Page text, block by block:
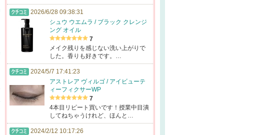
2026/6/28 09:38:31
シュウ ウエムラ / ブラック クレンジ
ング オイル
7
メイク残りを感じない洗い上がりで
した。香りも好きです。…
2024/5/7 17:41:23
アストレア ヴィルゴ / アイビューテ
ィーフィクサーWP
7
4本目リピート買いです！授業中目潰
してねちゃうけれど、ほんと…
2024/2/12 10:17:26